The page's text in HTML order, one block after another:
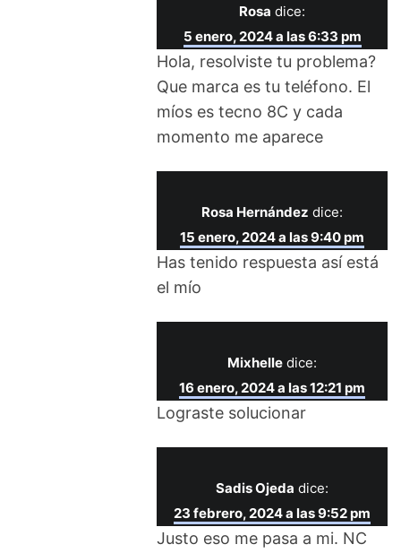
Rosa dice:
5 enero, 2024 a las 6:33 pm
Hola, resolviste tu problema?
Que marca es tu teléfono. El
míos es tecno 8C y cada
momento me aparece
Rosa Hernández dice:
15 enero, 2024 a las 9:40 pm
Has tenido respuesta así está
el mío
Mixhelle dice:
16 enero, 2024 a las 12:21 pm
Lograste solucionar
Sadis Ojeda dice:
23 febrero, 2024 a las 9:52 pm
Justo eso me pasa a mi. NC